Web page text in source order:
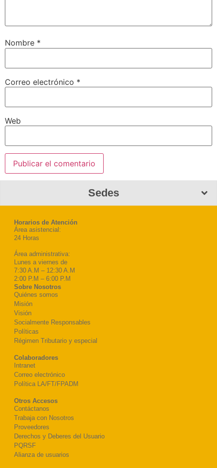
Nombre *
Correo electrónico *
Web
Sedes
Horarios de Atención
Área asistencial:
24 Horas
Área administrativa:
Lunes a viernes de
7:30 A.M – 12:30 A.M
2:00 P.M – 6:00 P.M
Sobre Nosotros
Quiénes somos
Misión
Visión
Socialmente Responsables
Políticas
Régimen Tributario y especial
Colaboradores
Intranet
Correo electrónico
Política LA/FT/FPADM
Otros Accesos
Contáctanos
Trabaja con Nosotros
Proveedores
Derechos y Deberes del Usuario
PQRSF
Alianza de usuarios